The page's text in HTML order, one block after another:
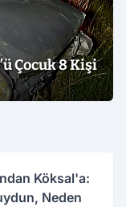
Çocuk 8 Kişi
Köksal'a:
Neden